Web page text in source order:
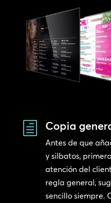
h Copia
Antes de que
y silbatos,
atención del
regla general,
sencillo siempre.